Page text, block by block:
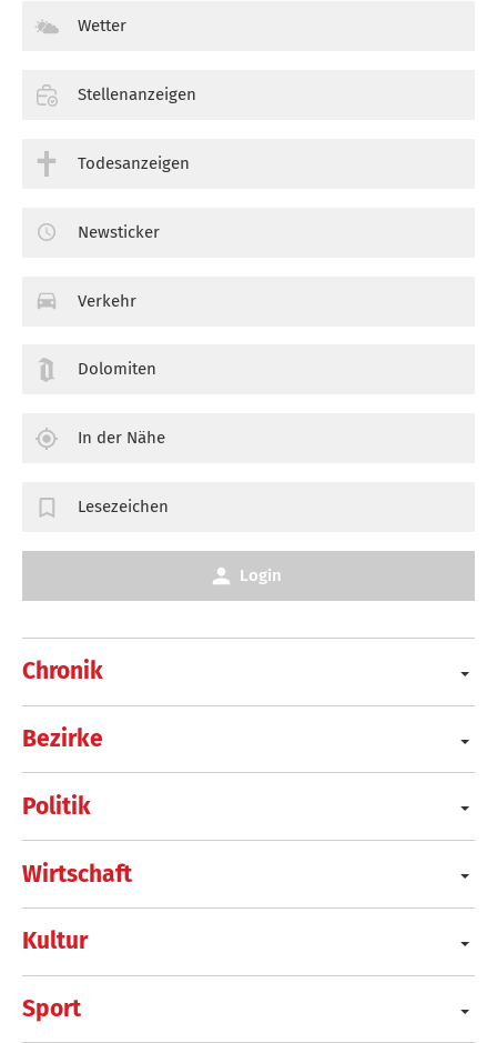
Chronik
Bezirke
Politik
Wirtschaft
Kultur
Sport
Wetter
Stellenanzeigen
Todesanzeigen
Newsticker
Verkehr
Dolomiten
In der Nähe
Lesezeichen
Login